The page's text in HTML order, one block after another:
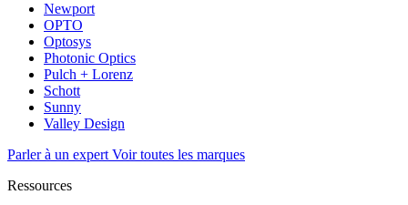
Newport
OPTO
Optosys
Photonic Optics
Pulch + Lorenz
Schott
Sunny
Valley Design
Parler à un expert Voir toutes les marques
Ressources